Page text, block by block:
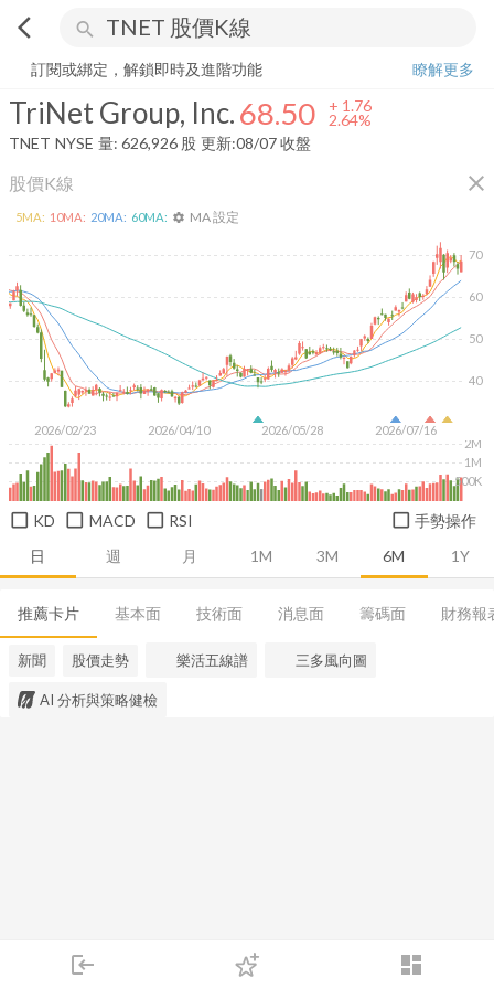
arrow_back_ios search
login dashboard
下單
TriNet Group, Inc. 68.50+ 2.64%
訂閱或綁定，解鎖即時及進階功能
瞭解更多
TriNet Group, Inc.68.50 + 1.76
2.64%
TNET NYSE 量: 626,926 股 更新:08/07 收盤
股價K線 close
日 週 月 1M 3M 6M 1Y
2026/02/23 2026/04/10 2026/05/28 2026/07/16
40
50
60
70
500K
1M
2M
5MA: 10MA: 20MA: 60MA: settings MA 設定
KD MACD RSI 手勢操作
推薦卡片 基本面 技術面 消息面 籌碼面 財務報
新聞 股價走勢 樂活五線譜 三多風向圖
AI 分析與策略健檢